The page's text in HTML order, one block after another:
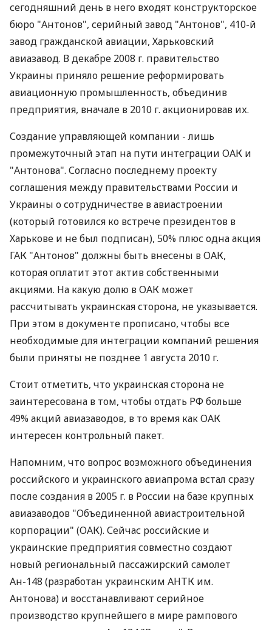
сегодняшний день в него входят конструкторское
бюро "Антонов", серийный завод "Антонов", 410-й
завод гражданской авиации, Харьковский
авиазавод. В декабре 2008 г. правительство
Украины приняло решение реформировать
авиационную промышленность, объединив
предприятия, вначале в 2010 г. акционировав их.
Создание управляющей компании - лишь
промежуточный этап на пути интеграции ОАК и
"Антонова". Согласно последнему проекту
соглашения между правительствами России и
Украины о сотрудничестве в авиастроении
(который готовился ко встрече президентов в
Харькове и не был подписан), 50% плюс одна акция
ГАК "Антонов" должны быть внесены в ОАК,
которая оплатит этот актив собственными
акциями. На какую долю в ОАК может
рассчитывать украинская сторона, не указывается.
При этом в документе прописано, чтобы все
необходимые для интеграции компаний решения
были приняты не позднее 1 августа 2010 г.
Стоит отметить, что украинская сторона не
заинтересована в том, чтобы отдать РФ больше
49% акций авиазаводов, в то время как ОАК
интересен контрольный пакет.
Напомним, что вопрос возможного объединения
российского и украинского авиапрома встал сразу
после создания в 2005 г. в России на базе крупных
авиазаводов "Объединенной авиастроительной
корпорации" (ОАК). Сейчас российские и
украинские предприятия совместно создают
новый региональный пассажирский самолет
Ан-148 (разработан украинским АНТК им.
Антонова) и восстанавливают серийное
производство крупнейшего в мире рампового